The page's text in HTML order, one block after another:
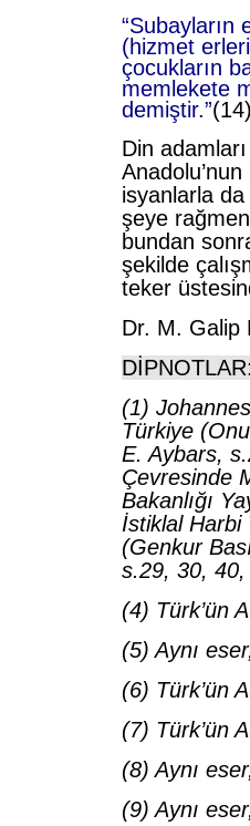
“Subayların
(hizmet
çocukların
memlekete
demiştir.”(14)
Din
isyanlarla
şeye
bundan
şekilde
teker
Dr. M. Galip
DİPNOTLAR:
(1)
Türkiye
E. Aybars,
Çevresinde
Bakanlığı
İstiklal Harbi
(Genkur
s.29, 30,
(4) Türk’ün
(5) Aynı
(6) Türk’ün
(7) Türk’ün
(8) Aynı
(9) Aynı